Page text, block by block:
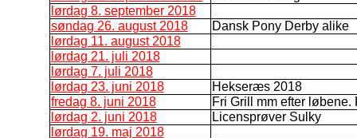
lørdag 8. september 2018
søndag 26. august 2018
Dansk Pony Derby alike
lørdag 11. august 2018
lørdag 21. juli 2018
lørdag 7. juli 2018
lørdag 23. juni 2018
Hekseræs 2018
fredag 8. juni 2018
Fri Grill mm efter
lørdag 2. juni 2018
Licensprøver Sulky
lørdag 19. maj 2018